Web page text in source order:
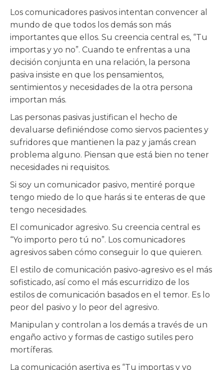
Los comunicadores pasivos intentan convencer al
mundo de que todos los demás son más
importantes que ellos. Su creencia central es, “Tu
importas y yo no”. Cuando te enfrentas a una
decisión conjunta en una relación, la persona
pasiva insiste en que los pensamientos,
sentimientos y necesidades de la otra persona
importan más.
Las personas pasivas justifican el hecho de
devaluarse definiéndose como siervos pacientes y
sufridores que mantienen la paz y jamás crean
problema alguno. Piensan que está bien no tener
necesidades ni requisitos.
Si soy un comunicador pasivo, mentiré porque
tengo miedo de lo que harás si te enteras de que
tengo necesidades.
El comunicador agresivo. Su creencia central es
“Yo importo pero tú no”. Los comunicadores
agresivos saben cómo conseguir lo que quieren.
El estilo de comunicación pasivo-agresivo es el más
sofisticado, así como el más escurridizo de los
estilos de comunicación basados en el temor. Es lo
peor del pasivo y lo peor del agresivo.
Manipulan y controlan a los demás a través de un
engaño activo y formas de castigo sutiles pero
mortíferas.
La comunicación asertiva es “Tu importas y yo